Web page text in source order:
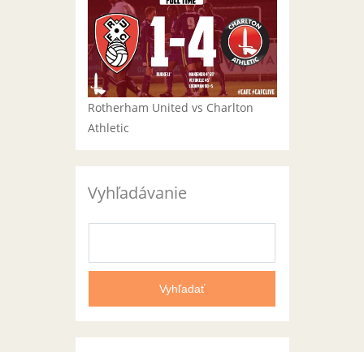
Rotherham United vs Charlton
Athletic
Vyhľadávanie